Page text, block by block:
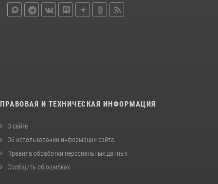
ПРАВОВАЯ И ТЕХНИЧЕСКАЯ ИНФОРМАЦИЯ
О сайте
Об использовании информации сайта
Правила обработки персональных данных
Сообщить об ошибках